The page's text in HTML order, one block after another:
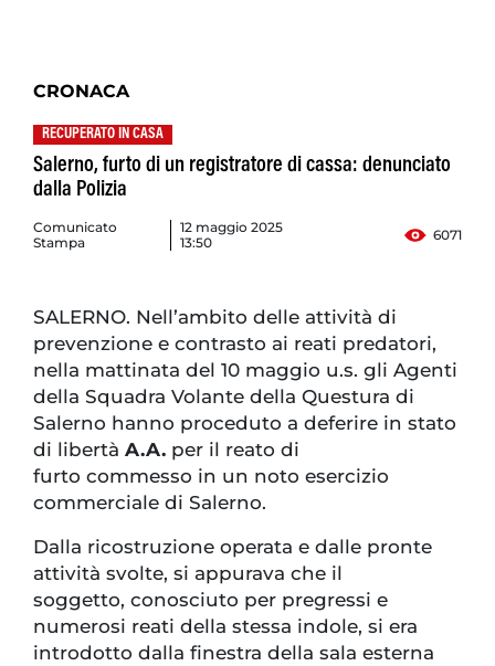
CRONACA
RECUPERATO IN CASA
Salerno, furto di un registratore di cassa: denunciato
dalla Polizia
Comunicato
Stampa
12 maggio 2025
13:50
6071
SALERNO. Nell’ambito delle attività di
prevenzione e contrasto ai reati predatori,
nella mattinata del 10 maggio u.s. gli Agenti
della Squadra Volante della Questura di
Salerno hanno proceduto a deferire in stato
di libertà A.A. per il reato di
furto commesso in un noto esercizio
commerciale di Salerno.
Dalla ricostruzione operata e dalle pronte
attività svolte, si appurava che il
soggetto, conosciuto per pregressi e
numerosi reati della stessa indole, si era
introdotto dalla finestra della sala esterna